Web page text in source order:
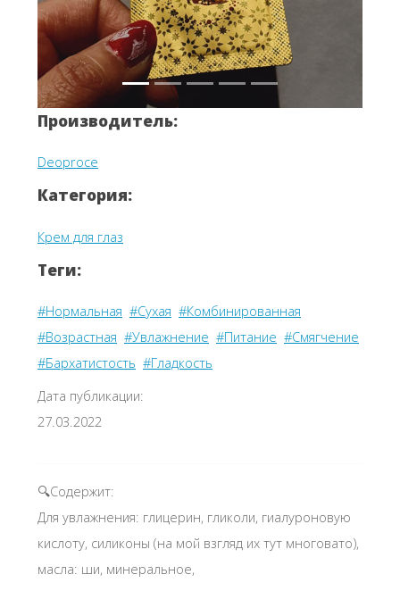
Производитель:
Deoproce
Категория:
Крем для глаз
Теги:
#Нормальная #Сухая #Комбинированная
#Возрастная #Увлажнение #Питание #Смягчение
#Бархатистость #Гладкость
Дата публикации:
27.03.2022
🔍Содержит:
Для увлажнения: глицерин, гликоли, гиалуроновую
кислоту, силиконы (на мой взгляд их тут многовато),
масла: ши, минеральное,